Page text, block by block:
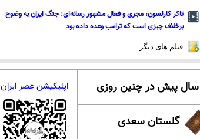
تاکر کارلسون، مجری و فعال مشهور رسانه‌ای: جنگ ایران به وضوح
برخلاف چیزی است که ترامپ وعده داده بود
فیلم های دیگر
گلستان سعدی
اپلیکیشن عصر ایران